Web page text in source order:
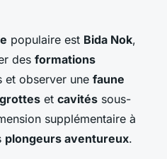
populaire est Bida Nok,
des formations
et observer une faune
grottes et cavités sous-
supplémentaire à
plongeurs aventureux.